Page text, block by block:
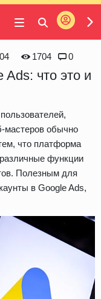
Войти
1704 0
Ads: что это и
мастеров обычно
что платформа
функции
Полезным для
в Google Ads,